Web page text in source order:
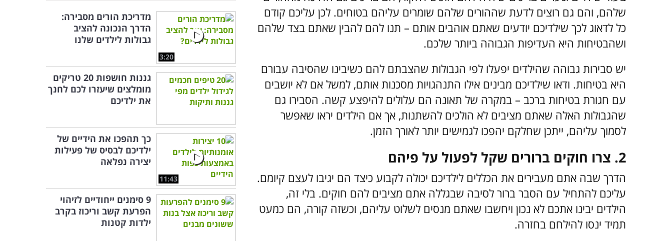
שלהם, והם גם רוצים לדעת שההורים שלהם שומרים עליהם בטוחים. לכן עליכם קודם
כל לדאוג לכך שילדיכם יודעים שאתם אוהבים אותם – תנו להם להבין שאתם בצד שלהם
ושהבטיחות היא העדיפות הגבוהה ביותר שלכם.
יש סבירות גבוהה שהילדים יפעלו לפי הגבולות שהצבתם להם כשיבינו שהסיבה עבורם
היא בטיחות. ודאו שילדיכם מבינים אילו התנהגויות מסכנות אותם, למשל אם לא יושבים
עם חגורת בטיחות ברכב – במקרה של תאונה הם עלולים להיפצע קשה. הסבירו גם
שהגבולות האלה שאתם מציבים לא הולכים להשתנות, אך אם הילדים יראו שאפשר
לסמוך עליהם, ייתכן שחלקם יהפכו לגמישים יותר לאורך הזמן.
2. צרו חוקים ברורים שקל לפעול על פיהם
הדרך שבה אתם מעבירים את הכללים לילדיכם יכולה לקבוע כיצד הם יגיבו לעצם קיומם.
עליכם להתחיל עם הסבר ברור לסיבה שבגללה אתם מציבים להם חוקים. בלי זה,
הילדים יבינו אתכם לא נכון ויחשבו שאתם מנסים לשלוט עליהם, וכשזה קורה, הם כמעט
תמיד ינסו להילחם בחזרה.
3:20
מדריכת הורים מסבירה:
הדרך הנכונה להציב
גבולות לילדים שלנו
גננות חושפות 20 טריקים
מומלצים שיעזרו לכם לחנך
את ילדיכם
11:43
כך תהפכו את הידיים של
ילדיכם לבסיס של פעילות
יצירה נפלאה
9 סימנים ייחודיים לזיהוי
הפרעת קשב וריכוז בקרב
ילדות קטנות